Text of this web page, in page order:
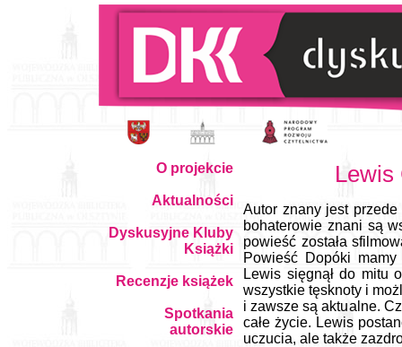
O projekcie
Aktualności
Dyskusyjne Kluby
Książki
Recenzje książek
Spotkania
autorskie
Lewis
Autor znany jest
bohaterowie znani są
powieść została
Powieść Dopóki
Lewis sięgnął do mitu
wszystkie tęsknoty i
i zawsze są aktualne.
całe życie. Lewis
uczucia, ale także